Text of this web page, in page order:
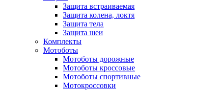
Защита встраиваемая
Защита колена, локтя
Защита тела
Защита шеи
Комплекты
Мотоботы
Мотоботы дорожные
Мотоботы кроссовые
Мотоботы спортивные
Мотокроссовки